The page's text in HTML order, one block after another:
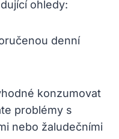
ohledy:
denní
konzumovat
problémy s
nebo žaludečními